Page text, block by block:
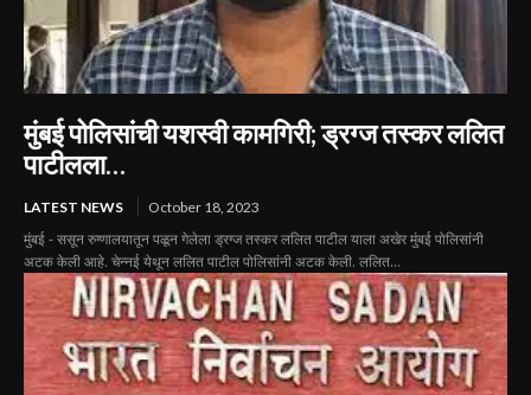
मुंबई पोलिसांची यशस्वी कामगिरी; ड्रग्ज तस्कर ललित
पाटीलला…
LATEST NEWS October 18, 2023
मुंबई - ससून रुग्णालयातून पळून गेलेला ड्रग्ज तस्कर ललित पाटील याला अखेर मुंबई पोलिसांनी
अटक केली आहे. चेन्नई येथून ललित पाटील पोलिसांनी अटक केली. ललित...